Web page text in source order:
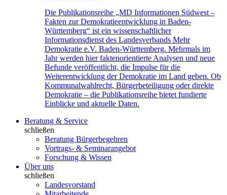
Die Publikationsreihe „MD Informationen Südwest –
Fakten zur Demokratieentwicklung in Baden-
Württemberg“ ist ein wissenschaftlicher
Informationsdienst des Landesverbands Mehr
Demokratie e.V. Baden-Württemberg. Mehrmals im
Jahr werden hier faktenorientierte Analysen und neue
Befunde veröffentlicht, die Impulse für die
Weiterentwicklung der Demokratie im Land geben. Ob
Kommunalwahlrecht, Bürgerbeteiligung oder direkte
Demokratie – die Publikationsreihe bietet fundierte
Einblicke und aktuelle Daten.
Beratung & Service
schließen
Beratung Bürgerbegehren
Vortrags- & Seminarangebot
Forschung & Wissen
Über uns
schließen
Landesvorstand